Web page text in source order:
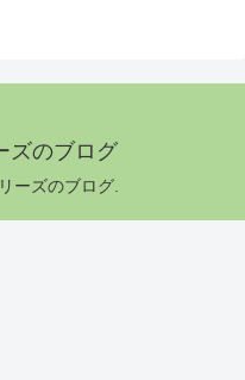
ズのブログ
ーズのブログ.